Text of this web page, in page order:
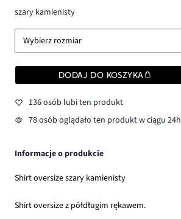
szary kamienisty
Wybierz rozmiar
DODAJ DO KOSZYKA
136 osób lubi ten produkt
78 osób oglądało ten produkt w ciągu 24h
Informacje o produkcie
Shirt oversize szary kamienisty
Shirt oversize z półdługim rękawem.